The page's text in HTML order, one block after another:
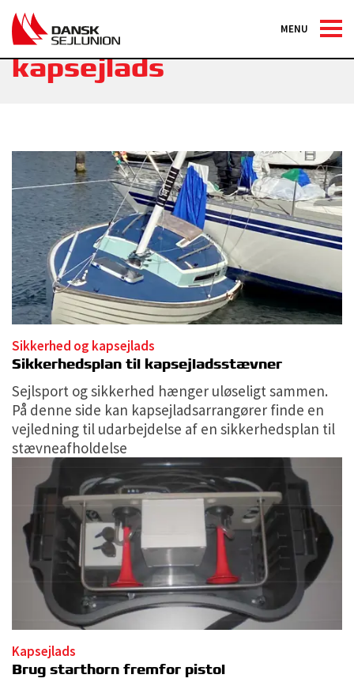
MENU
Sikkerhed og
kapsejlads
Sikkerhed og kapsejlads
Sikkerhedsplan til kapsejladsstævner
Sejlsport og sikkerhed hænger uløseligt sammen.
På denne side kan kapsejladsarrangører finde en
vejledning til udarbejdelse af en sikkerhedsplan til
stævneafholdelse
Kapsejlads
Brug starthorn fremfor pistol